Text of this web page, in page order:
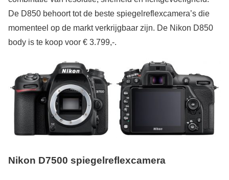
De D850 behoort tot de beste spiegelreflexcamera’s die
momenteel op de markt verkrijgbaar zijn. De Nikon D850
body is te koop voor € 3.799,-.
Nikon D7500 spiegelreflexcamera